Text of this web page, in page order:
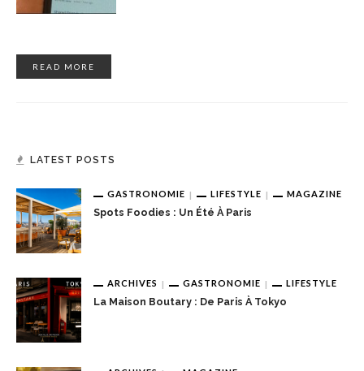
READ MORE
LATEST POSTS
GASTRONOMIE LIFESTYLE MAGAZINE
Spots Foodies : Un Été À Paris
ARCHIVES GASTRONOMIE LIFESTYLE
La Maison Boutary : De Paris À Tokyo